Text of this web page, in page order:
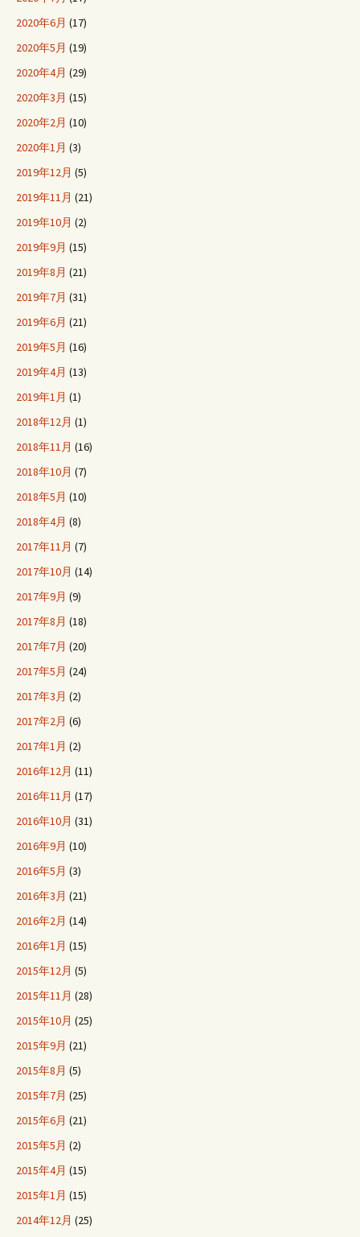
2020年6月 (17)
2020年5月 (19)
2020年4月 (29)
2020年3月 (15)
2020年2月 (10)
2020年1月 (3)
2019年12月 (5)
2019年11月 (21)
2019年10月 (2)
2019年9月 (15)
2019年8月 (21)
2019年7月 (31)
2019年6月 (21)
2019年5月 (16)
2019年4月 (13)
2019年1月 (1)
2018年12月 (1)
2018年11月 (16)
2018年10月 (7)
2018年5月 (10)
2018年4月 (8)
2017年11月 (7)
2017年10月 (14)
2017年9月 (9)
2017年8月 (18)
2017年7月 (20)
2017年5月 (24)
2017年3月 (2)
2017年2月 (6)
2017年1月 (2)
2016年12月 (11)
2016年11月 (17)
2016年10月 (31)
2016年9月 (10)
2016年5月 (3)
2016年3月 (21)
2016年2月 (14)
2016年1月 (15)
2015年12月 (5)
2015年11月 (28)
2015年10月 (25)
2015年9月 (21)
2015年8月 (5)
2015年7月 (25)
2015年6月 (21)
2015年5月 (2)
2015年4月 (15)
2015年1月 (15)
2014年12月 (25)